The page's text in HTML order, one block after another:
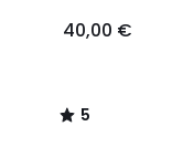
40,00 €
5
/